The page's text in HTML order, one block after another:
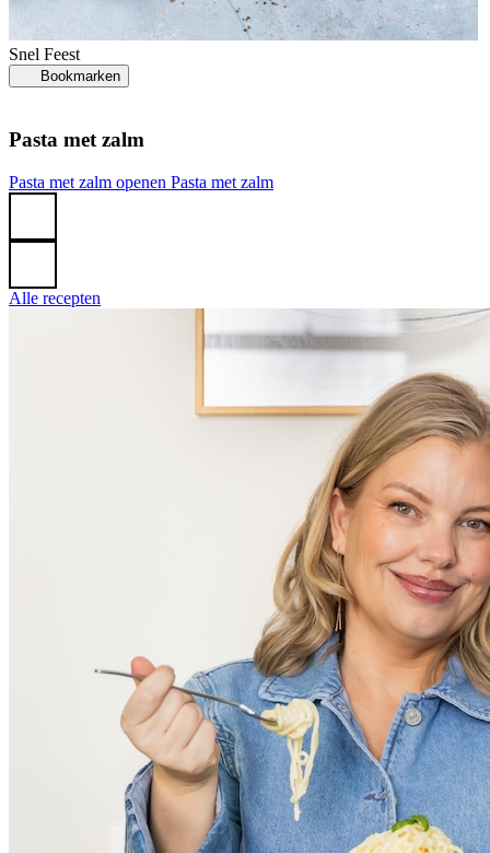
Snel Feest
Bookmarken
Pasta met zalm
Pasta met zalm openen Pasta met zalm
Alle recepten